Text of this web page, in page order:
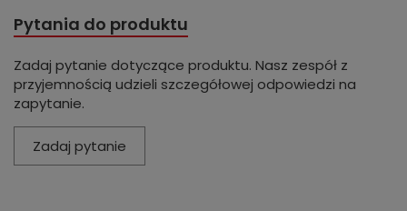
Pytania do produktu
Zadaj pytanie dotyczące produktu. Nasz zespół z
przyjemnością udzieli szczegółowej odpowiedzi na
zapytanie.
Zadaj pytanie